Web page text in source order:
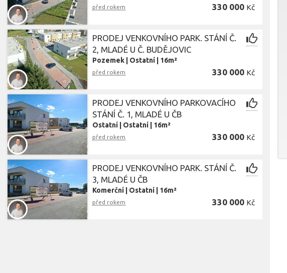
před rokem 330 000 Kč
PRODEJ VENKOVNÍHO PARK. STÁNÍ Č.
2, MLADÉ U Č. BUDĚJOVIC
Pozemek Ostatní 16m²
před rokem 330 000 Kč
PRODEJ VENKOVNÍHO PARKOVACÍHO
STÁNÍ Č. 1, MLADÉ U ČB
Ostatní Ostatní 16m²
před rokem 330 000 Kč
PRODEJ VENKOVNÍHO PARK. STÁNÍ Č.
3, MLADÉ U ČB
Komerční | Ostatní | 16m²
před rokem 330 000 Kč